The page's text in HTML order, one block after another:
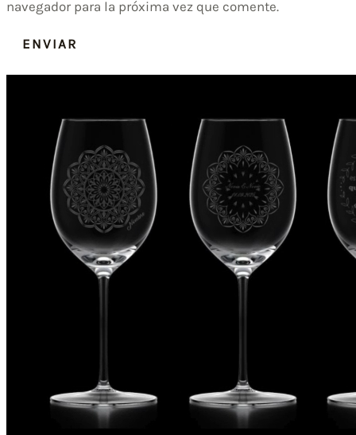
navegador para la próxima vez que comente.